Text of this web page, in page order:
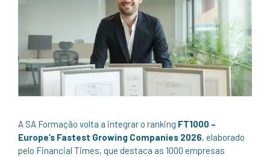
A SA Formação volta a integrar o ranking FT1000 –
Europe’s Fastest Growing Companies 2026, elaborado
pelo Financial Times, que destaca as 1000 empresas